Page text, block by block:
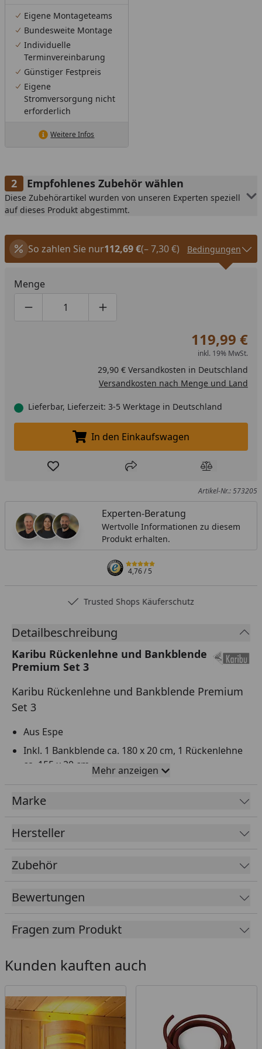
Eigene Montageteams
Bundesweite Montage
Individuelle
Terminvereinbarung
Günstiger Festpreis
Eigene
Stromversorgung nicht
erforderlich
Weitere Infos
Empfohlenes Zubehör wählen
Diese Zubehörartikel wurden von unseren Experten speziell
auf dieses Produkt abgestimmt.
So zahlen Sie nur112,69 €(– 7,30 €) Bedingungen
Menge
Produktmenge um eins verringern
Produktmenge manuell eingeben
Produktmenge um eins erhöhen
119,99 €
inkl. 19% MwSt.
29,90 € Versandkosten in Deutschland
Versandkosten nach Menge und Land
Lieferbar, Lieferzeit: 3-5 Werktage in Deutschland
In den Einkaufswagen legen
In den Einkaufswagen
Produkt zur Wunschliste hinzufügen
Teilen Produkt
Artikel-Nr.: 573205
Experten-Beratung
Wertvolle Informationen zu diesem
Produkt erhalten.
4,76/ 5
Trusted Shops Käuferschutz
Detailbeschreibung
Karibu Rückenlehne und Bankblende
Premium Set 3
Karibu Rückenlehne und Bankblende Premium
Set 3
Aus Espe
Inkl. 1 Bankblende ca. 180 x 20 cm, 1 Rückenlehne
ca. 155 x 20 cm
Entspanntes Sitzen während des Saunabades
Wertet Ihre Sauna optisch auf
Keine Zwischenräume mehr zwischen den
einzelnen Bänken
Einfache und nachträgliche Montage möglich
In 3 Größen erhältlich
Beim Sitzen zum bequemen Anlehnen
Carin, Cilja, Daria, Fanja, Fiona 1+2, Helia, Lavea,
Lilja, Mojave, Parima 2, Rodin, Ronja, Sahib 1, Saja,
Lasse mit Vorraum, Saunahaus Torge, Saunahaus
Adelina, Elea, Jara, Tilda, Jada, Jutta, Tabea, Sonja,
Svea, Anja, Mia, Tromsö , Bodo, Oulu, Kotka, Jarin,
Mainburg 1 - 5 Set A, Pekka
Mehr anzeigen
Marke
Hersteller
Zubehör
Bewertungen
Fragen zum Produkt
Kunden kauften auch